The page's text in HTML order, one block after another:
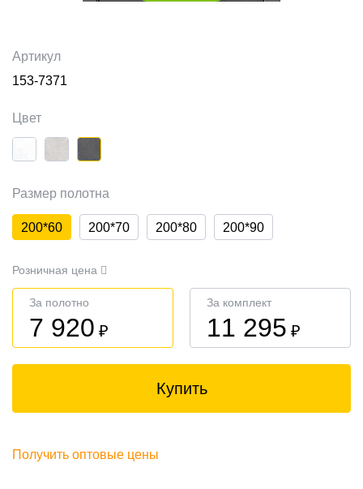
Артикул
153-7371
Цвет
Размер полотна
200*60 200*70 200*80 200*90
Розничная цена
За полотно
7 920 ₽
За комплект
11 295 ₽
Купить
Получить оптовые цены